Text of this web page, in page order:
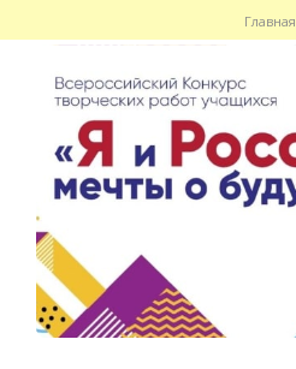
Главная